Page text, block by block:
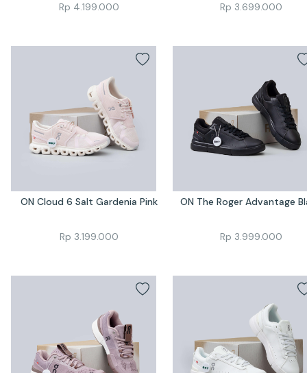
Rp 4.199.000 Rp 3.699.000
ON Cloud 6 Salt Gardenia Pink
Rp 3.199.000
ON The Roger Advantage
Rp 3.999.000